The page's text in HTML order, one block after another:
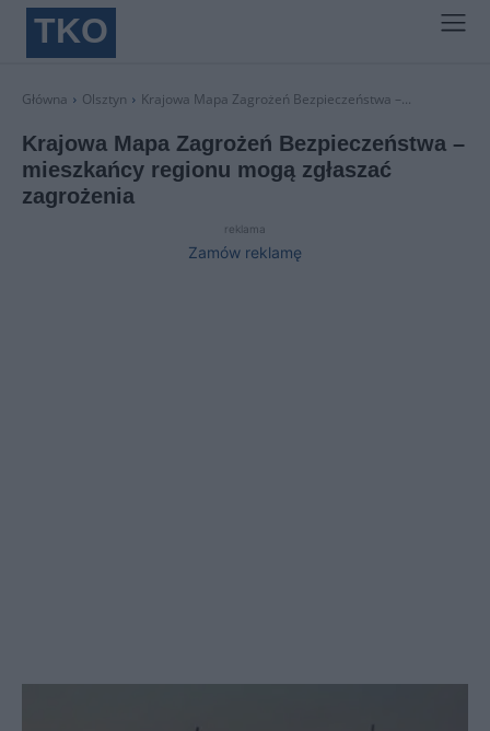
TKO
Główna Olsztyn Krajowa Mapa Zagrożeń Bezpieczeństwa –...
Krajowa Mapa Zagrożeń Bezpieczeństwa –
mieszkańcy regionu mogą zgłaszać
zagrożenia
reklama
Zamów reklamę